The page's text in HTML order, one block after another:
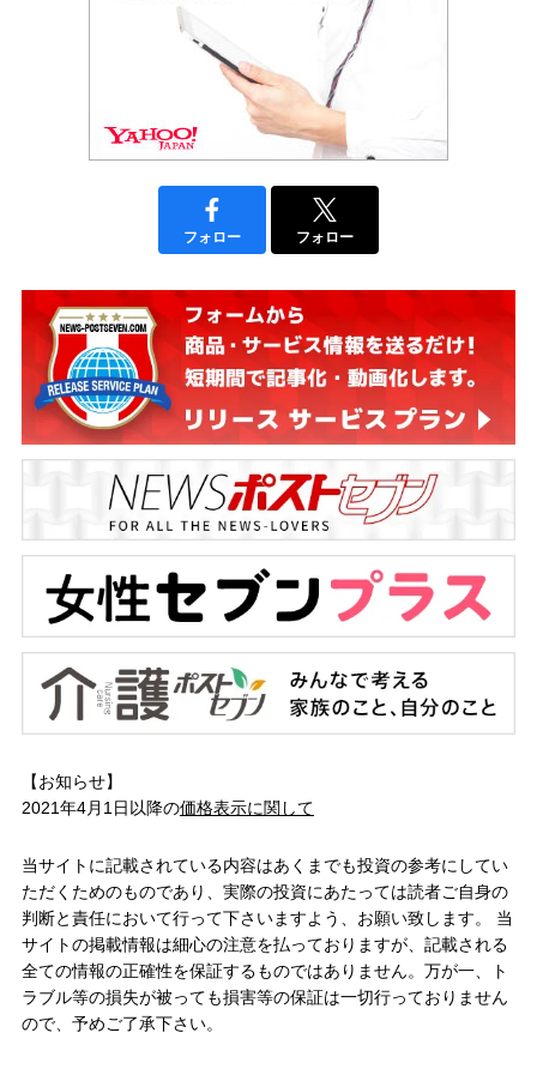
フォロー フォロー
【お知らせ】
2021年4月1日以降の価格表示に関して
当サイトに記載されている内容はあくまでも投資の参考にしてい
ただくためのものであり、実際の投資にあたっては読者ご自身の
判断と責任において行って下さいますよう、お願い致します。 当
サイトの掲載情報は細心の注意を払っておりますが、記載される
全ての情報の正確性を保証するものではありません。万が一、ト
ラブル等の損失が被っても損害等の保証は一切行っておりません
ので、予めご了承下さい。